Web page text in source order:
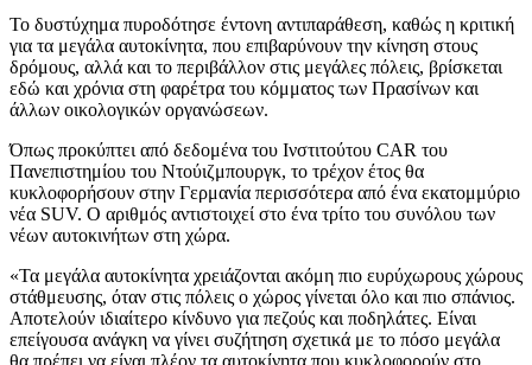
Το δυστύχημα πυροδότησε έντονη αντιπαράθεση, καθώς η κριτική
για τα μεγάλα αυτοκίνητα, που επιβαρύνουν την κίνηση στους
δρόμους, αλλά και το περιβάλλον στις μεγάλες πόλεις, βρίσκεται
εδώ και χρόνια στη φαρέτρα του κόμματος των Πρασίνων και
άλλων οικολογικών οργανώσεων.
Όπως προκύπτει από δεδομένα του Ινστιτούτου CAR του
Πανεπιστημίου του Ντούιζμπουργκ, το τρέχον έτος θα
κυκλοφορήσουν στην Γερμανία περισσότερα από ένα εκατομμύριο
νέα SUV. Ο αριθμός αντιστοιχεί στο ένα τρίτο του συνόλου των
νέων αυτοκινήτων στη χώρα.
«Τα μεγάλα αυτοκίνητα χρειάζονται ακόμη πιο ευρύχωρους χώρους
στάθμευσης, όταν στις πόλεις ο χώρος γίνεται όλο και πιο σπάνιος.
Αποτελούν ιδιαίτερο κίνδυνο για πεζούς και ποδηλάτες. Είναι
επείγουσα ανάγκη να γίνει συζήτηση σχετικά με το πόσο μεγάλα